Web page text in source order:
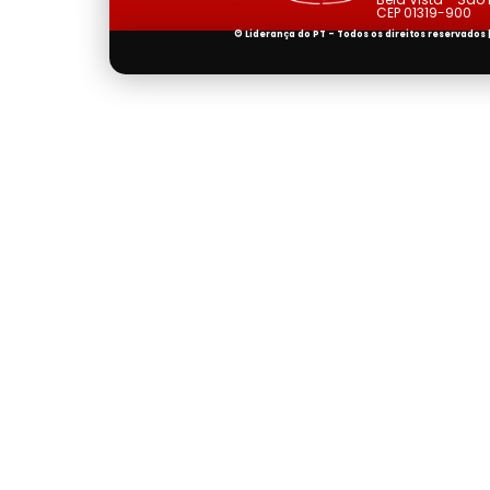
CEP 01319-900
© Liderança do PT - Todos os direitos reservados